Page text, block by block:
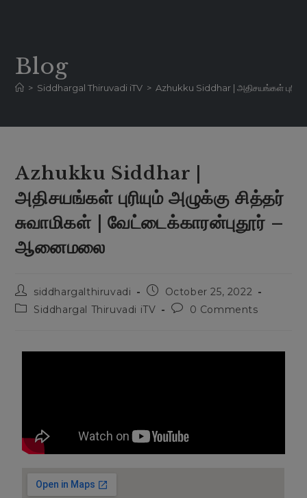
Blog
> Siddhargal Thiruvadi iTV > Azhukku Siddhar | அதிசயங்கள்
Azhukku Siddhar |
அதிசயங்கள் புரியும் அழுக்கு சித்தர்
சுவாமிகள் | வேட்டைக்காரன்புதூர் –
ஆனைமலை
siddhargalthiruvadi
October 25, 2022
Siddhargal Thiruvadi iTV
0 Comments